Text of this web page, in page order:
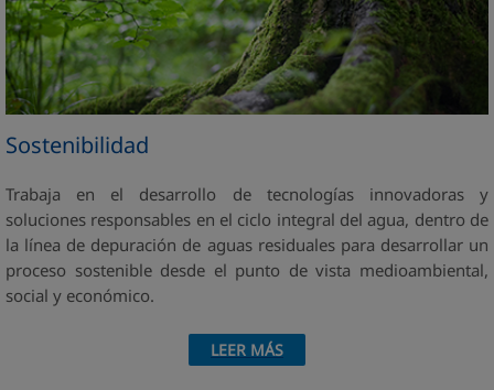
Sostenibilidad
Trabaja en el desarrollo de tecnologías innovadoras y
soluciones responsables en el ciclo integral del agua, dentro de
la línea de depuración de aguas residuales para desarrollar un
proceso sostenible desde el punto de vista medioambiental,
social y económico.
LEER MÁS